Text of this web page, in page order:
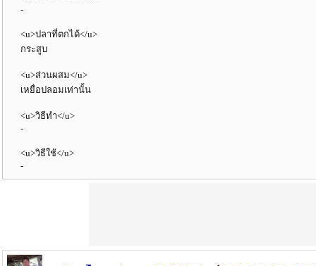
-
<u>ปลาที่ตกได้</u>
กระสูบ
<u>ส่วนผสม</u>
เหยื่อปลอมเท่านั้น
<u>วิธีทำ</u>
-
<u>วิธีใช้</u>
-